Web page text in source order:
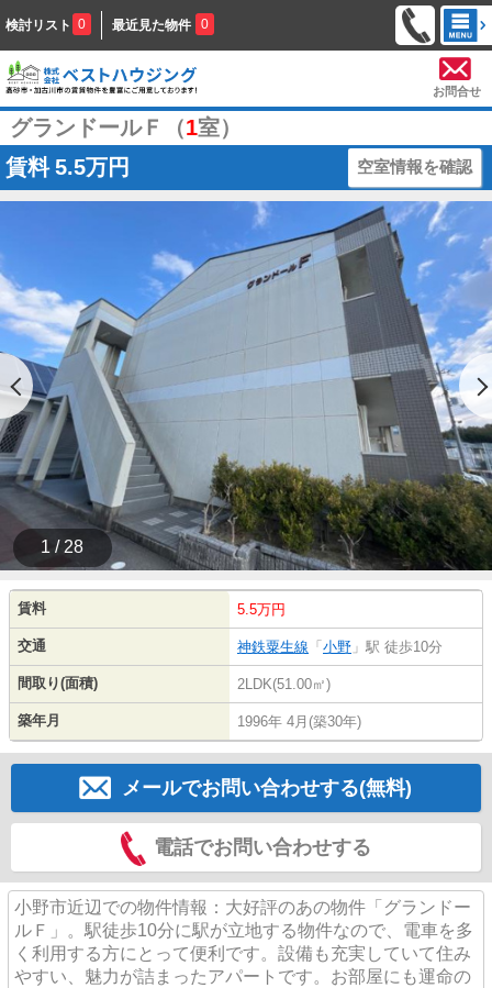
検討リスト 0 最近見た物件 0
お問合せ
グランドールＦ（1室）
賃料 5.5万円 空室情報を確認
1 / 28
賃料 5.5万円
交通 神鉄粟生線 「 小野 」駅 徒歩10分
間取り(面積) 2LDK(51.00㎡)
築年月 1996年 4月(築30年)
メールでお問い合わせする(無料)
電話でお問い合わせする
小野市近辺での物件情報：大好評のあの物件「グランドー
ルＦ」。駅徒歩10分に駅が立地する物件なので、電車を多
く利用する方にとって便利です。設備も充実していて住み
やすい、魅力が詰まったアパートです。お部屋にも運命の